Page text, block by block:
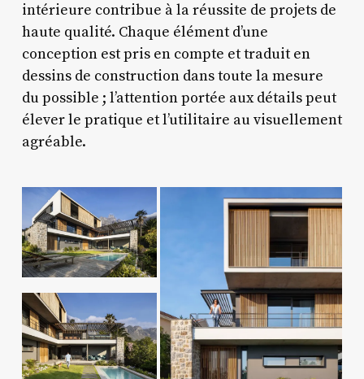
intérieure contribue à la réussite de projets de
haute qualité. Chaque élément d’une
conception est pris en compte et traduit en
dessins de construction dans toute la mesure
du possible ; l’attention portée aux détails peut
élever le pratique et l’utilitaire au visuellement
agréable.